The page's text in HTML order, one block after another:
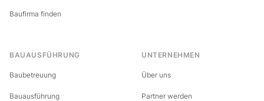
Baufirma finden
BAUAUSFÜHRUNG
Baubetreuung
Bauausführung
UNTERNEHMEN
Über uns
Partner werden